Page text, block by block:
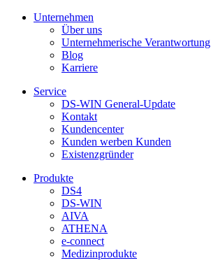
Unternehmen
Über uns
Unternehmerische Verantwortung
Blog
Karriere
Service
DS-WIN General-Update
Kontakt
Kundencenter
Kunden werben Kunden
Existenzgründer
Produkte
DS4
DS-WIN
AIVA
ATHENA
e-connect
Medizinprodukte